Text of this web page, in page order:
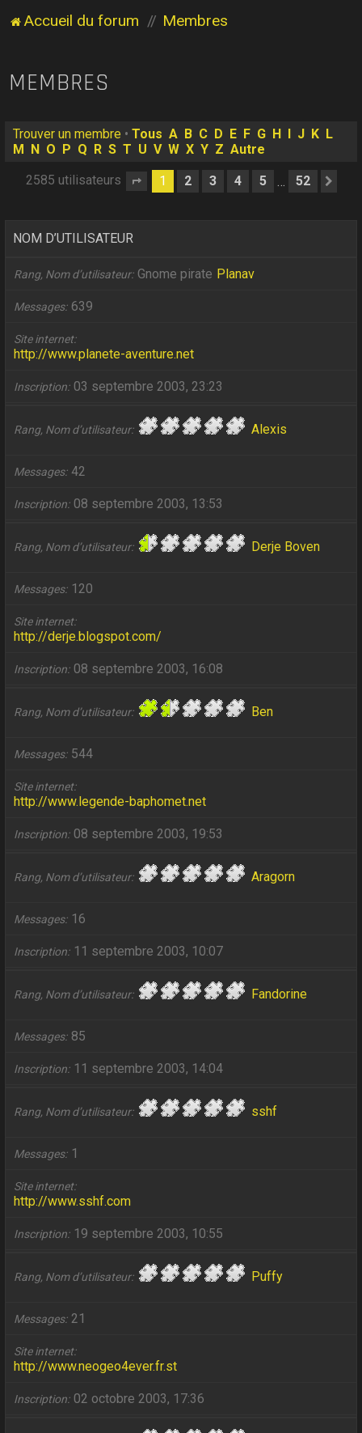
Accueil du forum Membres
MEMBRES
Trouver un membre •Tous A B C D E F G H J K L
M
N O P Q R S T U V W X Y Z Autre
2585 utilisateurs Page 1sur52
1 2 3 4 5 … 52
NOM D’UTILISATEUR
Rang, Nom d’utilisateur Gnome pirate Planav
Messages 639
Site internet
http://www.planete-aventure.net
Inscription 03 septembre 2003, 23:23
Rang, Nom d’utilisateur Alexis
Messages 42
Inscription 08 septembre 2003, 13:53
Rang, Nom d’utilisateur Derje Boven
Messages 120
Site internet
http://derje.blogspot.com/
Inscription 08 septembre 2003, 16:08
Rang, Nom d’utilisateur Ben
Messages 544
Site internet
http://www.legende-baphomet.net
Inscription 08 septembre 2003, 19:53
Rang, Nom d’utilisateur Aragorn
Messages 16
Inscription 11 septembre 2003, 10:07
Rang, Nom d’utilisateur Fandorine
Messages 85
Inscription 11 septembre 2003, 14:04
Rang, Nom d’utilisateur sshf
Messages 1
Site internet
http://www.sshf.com
Inscription 19 septembre 2003, 10:55
Rang, Nom d’utilisateur Puffy
Messages 21
Site internet
http://www.neogeo4ever.fr.st
Inscription 02 octobre 2003, 17:36